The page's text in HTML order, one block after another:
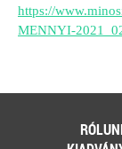
https://
MENNYI-